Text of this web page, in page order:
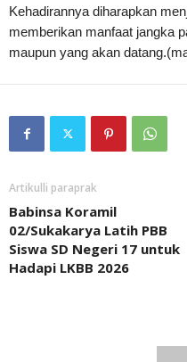
Kehadirannya diharapkan
memberikan manfaat jangka
maupun yang akan
Artikulli paraprak
Babinsa Koramil
02/Sukakarya Latih PBB
Siswa SD Negeri 17 untuk
Hadapi LKBB 2026